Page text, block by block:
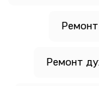
Ремонт